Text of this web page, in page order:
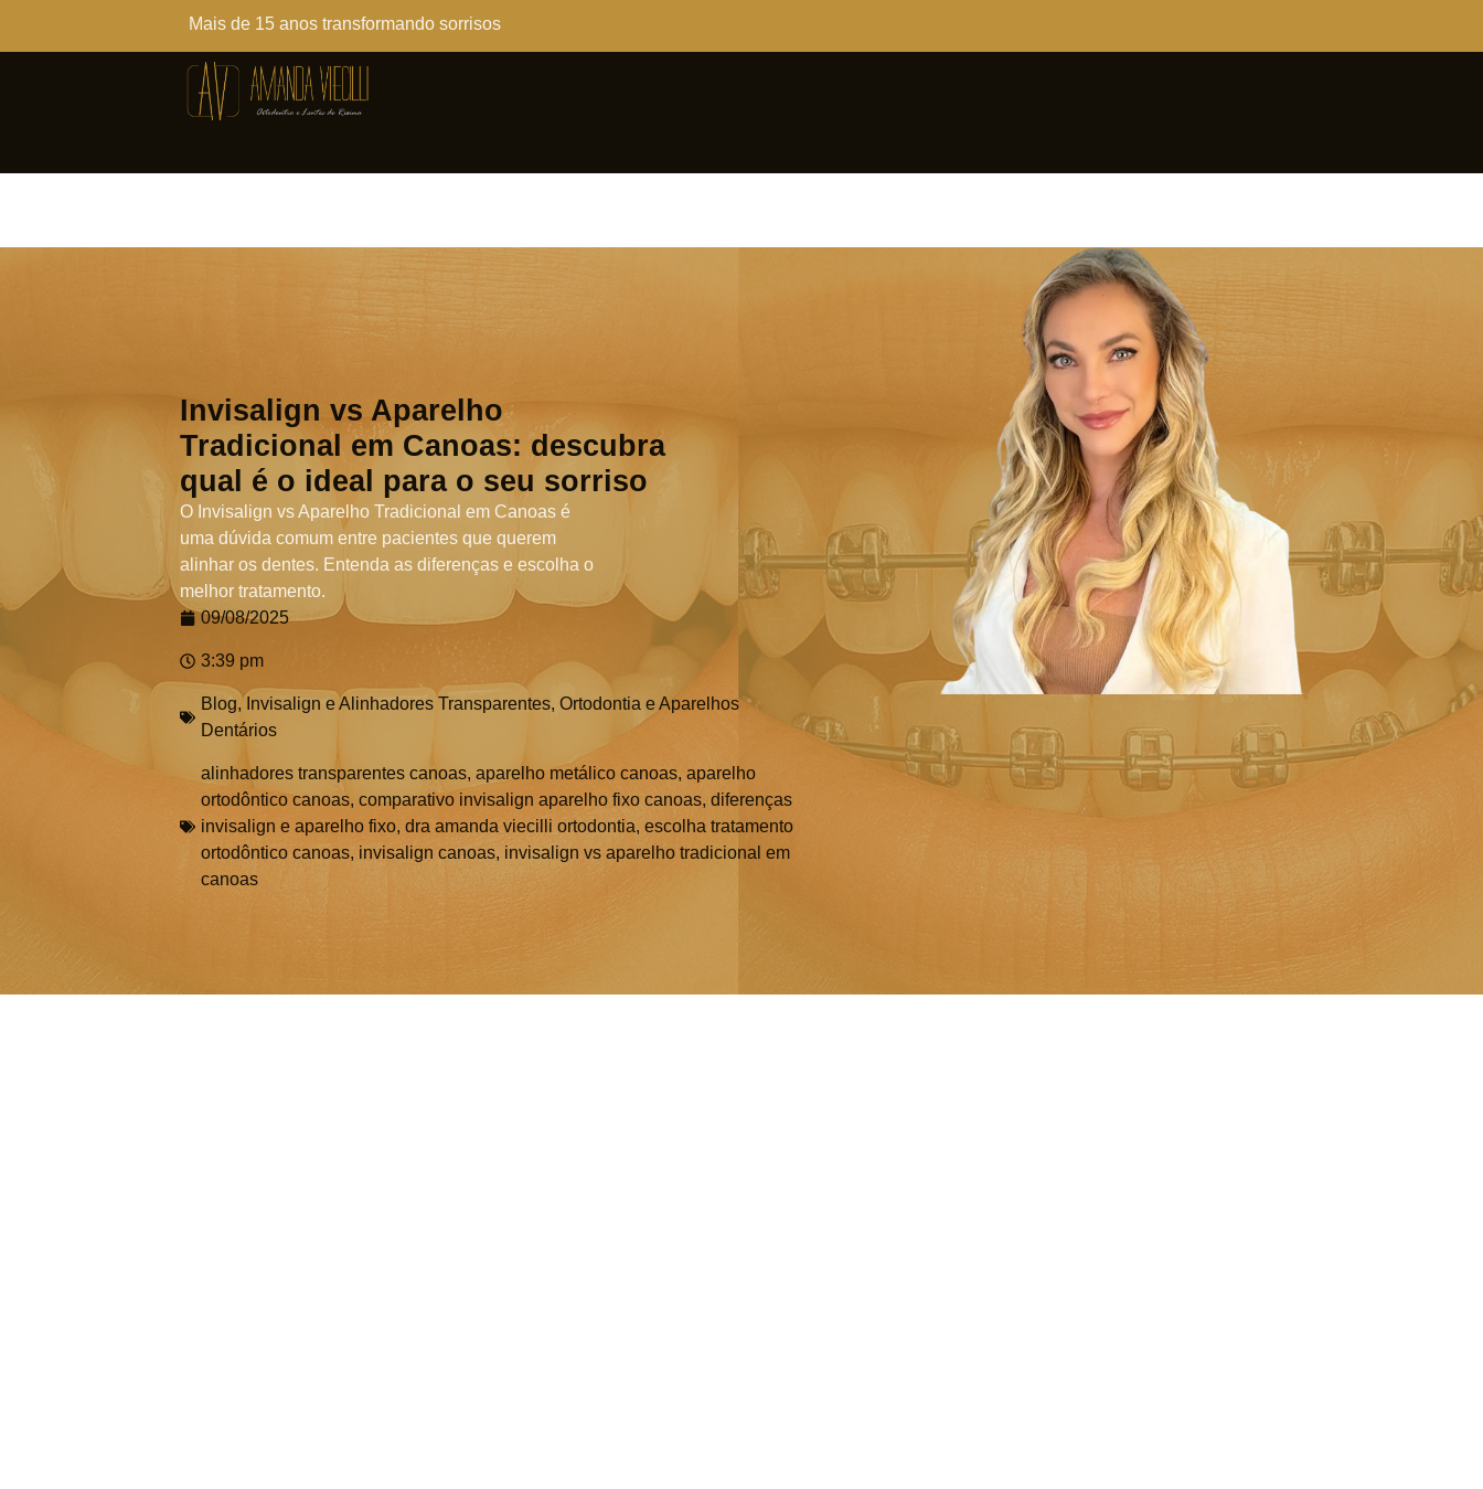
Mais de 15 anos transformando sorrisos
Invisalign vs Aparelho
Tradicional em Canoas: descubra
qual é o ideal para o seu sorriso
O Invisalign vs Aparelho Tradicional em Canoas é
uma dúvida comum entre pacientes que querem
alinhar os dentes. Entenda as diferenças e escolha o
melhor tratamento.
09/08/2025
3:39 pm
Blog, Invisalign e Alinhadores Transparentes,Ortodontia e Aparelhos
Dentários
alinhadores transparentes canoas,aparelho metálico canoas,aparelho
ortodôntico canoas,comparativo invisalign aparelho fixo canoas,diferenças
invisalign e aparelho fixo,dra amanda viecilli ortodontia,escolha tratamento
ortodôntico canoas, invisalign canoas, invisalign vs aparelho tradicional em
canoas